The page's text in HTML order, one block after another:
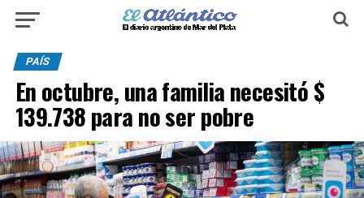
PAÍS
En octubre, una familia necesitó $
139.738 para no ser pobre